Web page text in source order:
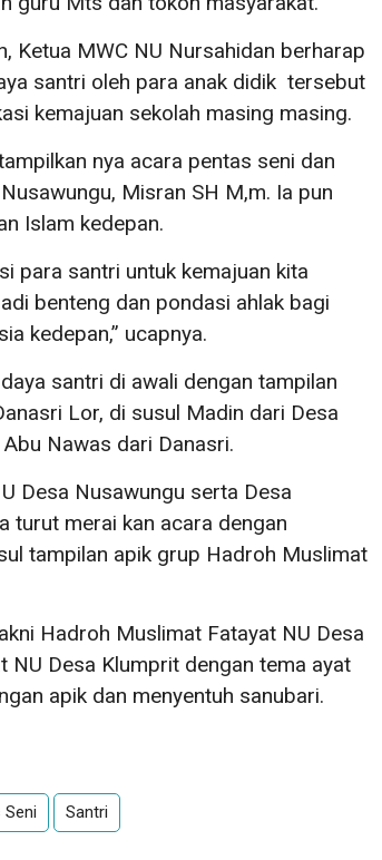
Ketua MWC NU Nursahidan berharap
santri oleh para anak didik tersebut
kemajuan sekolah masing masing.
nya acara pentas seni dan
Misran SH M,m. Ia pun
Islam kedepan.
para santri untuk kemajuan kita
benteng dan pondasi ahlak bagi
kedepan,” ucapnya.
santri di awali dengan tampilan
Lor, di susul Madin dari Desa
Nawas dari Danasri.
Desa Nusawungu serta Desa
turut merai kan acara dengan
tampilan apik grup Hadroh Muslimat
Hadroh Muslimat Fatayat NU Desa
NU Desa Klumprit dengan tema ayat
apik dan menyentuh sanubari.
Seni Santri